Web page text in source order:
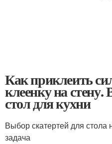
Как приклеить
клеенку на
стол для кухни
Выбор скатертей для стола
задача